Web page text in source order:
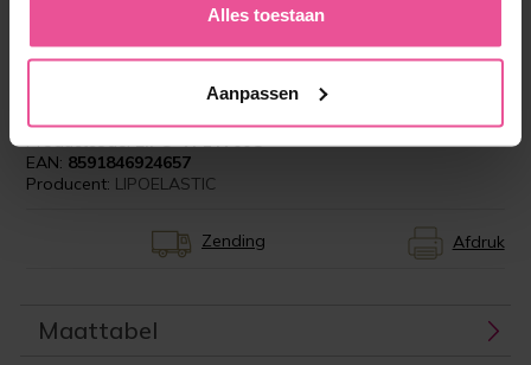
Alles toestaan
Aanpassen
streven naar een perfect resultaat, daarom kies
Productcode:LIPO-VF14V00C
EAN: 8591846924657
Producent: LIPOELASTIC
Zending Afdruk
Maattabel